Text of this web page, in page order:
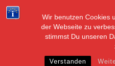
Wir benutzen Cookies
der Webseite zu
stimmst Du unseren
Verstanden